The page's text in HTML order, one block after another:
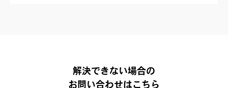
解決できない場合の
お問い合わせはこちら